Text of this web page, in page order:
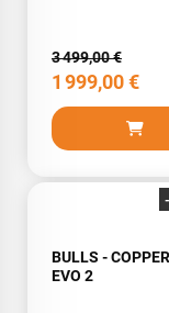
3 499,00 €
1 999,00 €
BULLS -
EVO 2